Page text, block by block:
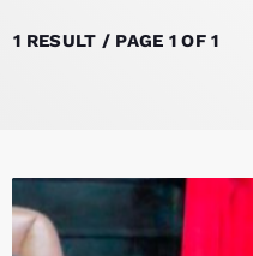
TOP 15
VÍDEO SIRA
1 RESULT / PAGE 1 OF 1